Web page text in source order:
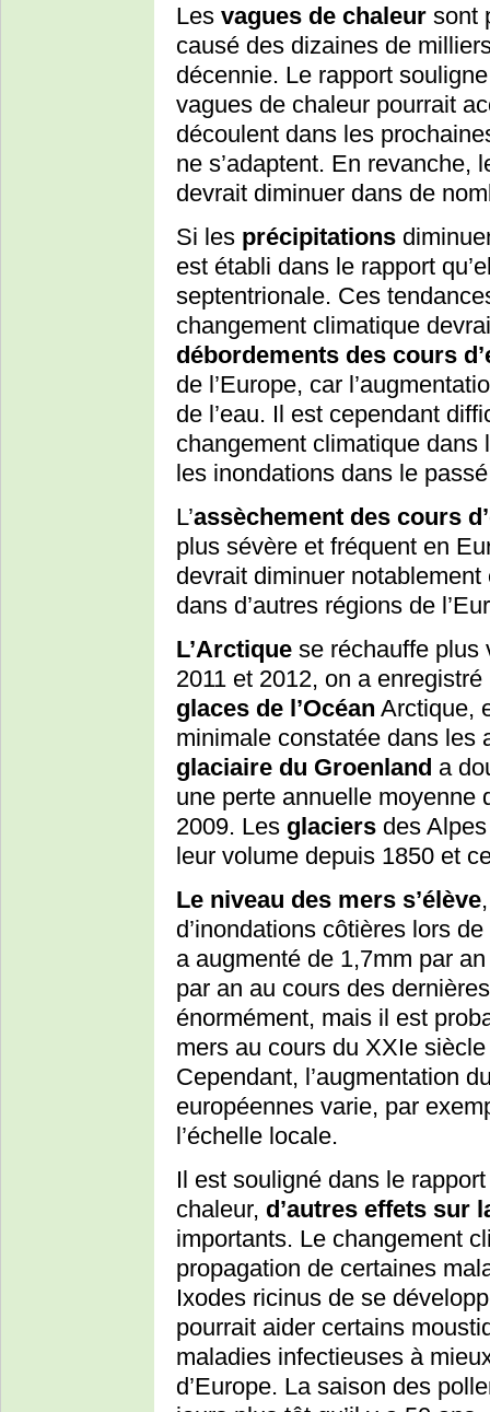
Les vagues de chaleur sont
causé des dizaines de
décennie. Le rapport
vagues de chaleur pourrait
découlent dans les
ne s’adaptent. En revanche,
devrait diminuer dans de
Si les précipitations
est établi dans le rapport
septentrionale. Ces
changement climatique
débordements des cours
de l’Europe, car
de l’eau. Il est cependant
changement climatique
les inondations dans le
L’assèchement des cours
plus sévère et fréquent en
devrait diminuer
dans d’autres régions de
L’Arctique se réchauffe plus
2011 et 2012, on a
glaces de l’Océan Arctique,
minimale constatée dans
glaciaire du Groenland a
une perte annuelle moyenne
2009. Les glaciers des
leur volume depuis 1850 et
Le niveau des mers s’élève
d’inondations côtières lors
a augmenté de 1,7mm par
par an au cours des
énormément, mais il est
mers au cours du XXIe
Cependant, l’augmentation
européennes varie, par
l’échelle locale.
Il est souligné dans le
chaleur, d’autres effets sur
importants. Le changement
propagation de certaines
Ixodes ricinus de se
pourrait aider certains
maladies infectieuses à
d’Europe. La saison des